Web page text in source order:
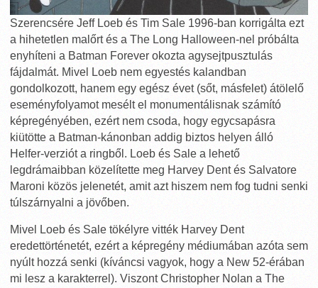
Szerencsére Jeff Loeb és Tim Sale 1996-ban korrigálta ezt
a hihetetlen malőrt és a The Long Halloween-nel próbálta
enyhíteni a Batman Forever okozta agysejtpusztulás
fájdalmát. Mivel Loeb nem egyestés kalandban
gondolkozott, hanem egy egész évet (sőt, másfelet) átölelő
eseményfolyamot mesélt el monumentálisnak számító
képregényében, ezért nem csoda, hogy egycsapásra
kiütötte a Batman-kánonban addig biztos helyen álló
Helfer-verziót a ringből. Loeb és Sale a lehető
legdrámaibban közelítette meg Harvey Dent és Salvatore
Maroni közös jelenetét, amit azt hiszem nem fog tudni senki
túlszárnyalni a jövőben.
Mivel Loeb és Sale tökélyre vitték Harvey Dent
eredettörténetét, ezért a képregény médiumában azóta sem
nyúlt hozzá senki (kíváncsi vagyok, hogy a New 52-érában
mi lesz a karakterrel). Viszont Christopher Nolan a The